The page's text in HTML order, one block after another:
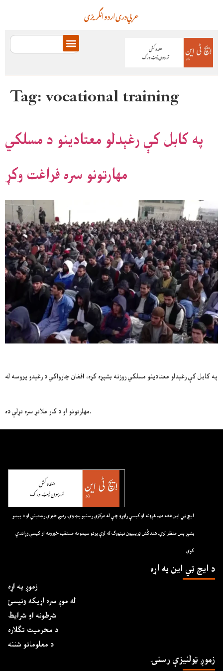
انگریزیاردودریعربي
Tag:vocational training
په کابل کې رغېدلو معتادینو د مسلکي
مهارتونو سره فراغت وکړ
په کابل کې رغېدلو معتادینو مسلکي روزنه بشپړه کړه، افغان چارواکي د رغېدو پروسه له
مهارتونو او د کار ملاتړ سره تړلې ده.
ايچ ټي اين هغه مهم غږونه او کيسې راوړو چې له مرکزي رسنيو پټ وي. زموږ خبري رښتيني او د پېښو
بشپړ پس منظر لري. هندکُش ټريبيون نيټورک له لرې پرتو سيمو نه مستقيم خبرونه او کيسې وړاندې
کوي
د ايچ ټي اين په اړه
زموږ په اړه
له موږ سره اړیکه ونیسئ
شرطونه او شرایط
د محرمیت تګلاره
د معلوماتو شننه
زموږ ټولنیزې رسنۍ